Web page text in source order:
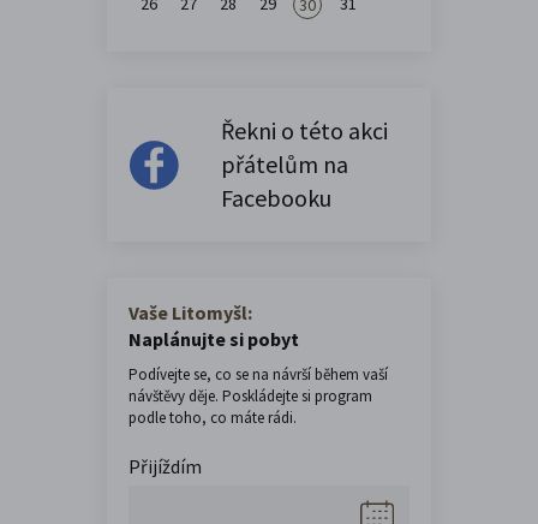
30
Řekni o této akci
přátelům na
Facebooku
Vaše Litomyšl:
Naplánujte si pobyt
Podívejte se, co se na návrší během vaší
návštěvy děje. Poskládejte si program
podle toho, co máte rádi.
Přijíždím